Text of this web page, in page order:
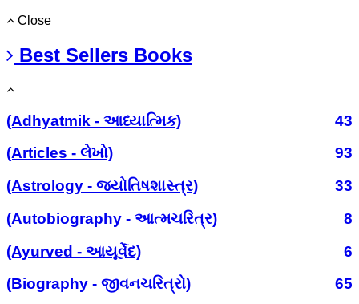
Close
Best Sellers Books
(Adhyatmik - આધ્યાત્મિક)
43
(Articles - લેખો)
93
(Astrology - જ્યોતિષશાસ્ત્ર)
33
(Autobiography - આત્મચરિત્ર)
8
(Ayurved - આયૂર્વેદ)
6
(Biography - જીવનચરિત્રો)
65